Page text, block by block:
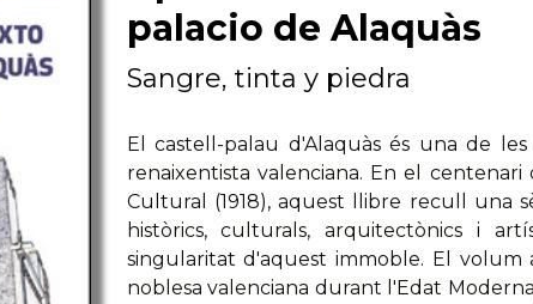
palacio de Alaquàs
Sangre, tinta y piedra
El castell-palau d'Alaquàs és una de
renaixentista valenciana. En el
Cultural (1918), aquest llibre recull una
històrics, culturals, arquitectònics i
singularitat d'aquest immoble. El
noblesa valenciana durant l'Edat